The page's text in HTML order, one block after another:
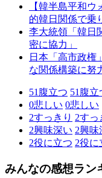
【韓半島平和
的韓日関係で乗
李大統領「韓日
密に協力」
日本「高市政
な関係構築に努
51 腹立つ 51 腹立
0悲しい 0悲しい
2すっきり 2すっ
2興味深い 2興味
2役に立つ 2役に
みんなの感想ラン